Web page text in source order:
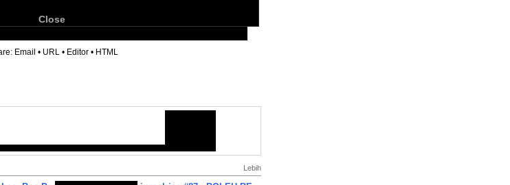
Close
Email • URL • Editor • HTML
Lebih